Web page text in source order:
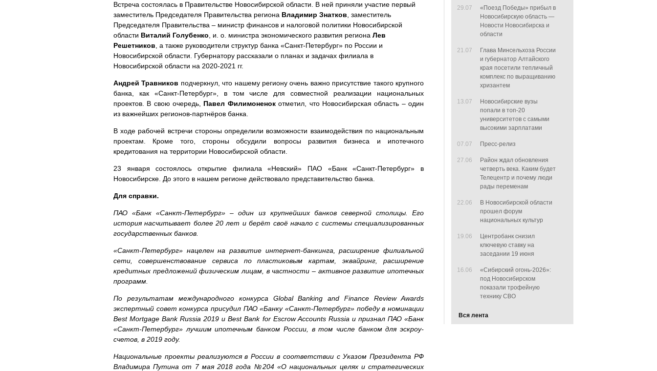
Встреча состоялась в Правительстве Новосибирской области. В ней приняли участие первый
заместитель Председателя Правительства региона Владимир Знатков , заместитель
Председателя Правительства – министр финансов и налоговой политики Новосибирской
области Виталий Голубенко , и. о. министра экономического развития региона Лев
Решетников , а также руководители структур банка «Санкт-Петербург» по России и
Новосибирской области. Губернатору рассказали о планах и задачах филиала в
Новосибирской области на 2020-2021 гг.
Андрей Травников подчеркнул, что нашему региону очень важно присутствие такого крупного
банка, как «Санкт-Петербург», в том числе для совместной реализации национальных
проектов. В свою очередь, Павел Филимоненокотметил, что Новосибирская область – один
из важнейших регионов-партнёров банка.
В ходе рабочей встречи стороны определили возможности взаимодействия по национальным
проектам. Кроме того, стороны обсудили вопросы развития бизнеса и ипотечного
кредитования на территории Новосибирской области.
23 января состоялось открытие филиала «Невский» ПАО «Банк «Санкт-Петербург» в
Новосибирске. До этого в нашем регионе действовало представительство банка.
Для справки.
ПАО «Банк «Санкт-Петербург» – один из крупнейших банков северной столицы. Его
история насчитывает более 20 лет и берёт своё начало с системы специализированных
государственных банков.
«Санкт-Петербург» нацелен на развитие интернет-банкинга, расширение филиальной
сети, совершенствование сервиса по пластиковым картам, эквайринг, расширение
кредитных предложений физическим лицам, в частности – активное развитие ипотечных
программ.
По результатам международного конкурса Global Banking and Finance Review Awards
экспертный совет конкурса присудил ПАО «Банку «Санкт-Петербург» победу в номинации
Best Mortgage Bank Russia 2019 и Best Bank for Escrow Accounts Russia и признал ПАО «Банк
«Санкт-Петербург» лучшим ипотечным банком России, в том числе банком для эскроу-
счетов, в 2019 году.
Национальные проекты реализуются в России в соответствии с Указом Президента РФ
Владимира Путина от 7 мая 2018 года №204 «О национальных целях и стратегических
29.07
«Поезд Победы» прибыл в
Новосибирскую область —
Новости Новосибирска и
области
21.07
Глава Минсельхоза России
и губернатор Алтайского
края посетили тепличный
комплекс по выращиванию
хризантем
13.07
Новосибирские вузы
попали в топ-20
университетов с самыми
высокими зарплатами
07.07 Пресс-релиз
27.06
Район ждал обновления
четверть века. Каким будет
Телецентр и почему люди
рады переменам
22.06
В Новосибирской области
прошел форум
национальных культур
19.06
Центробанк снизил
ключевую ставку на
заседании 19 июня
16.06
«Сибирский огонь-2026»:
под Новосибирском
показали трофейную
технику СВО
Вся лента